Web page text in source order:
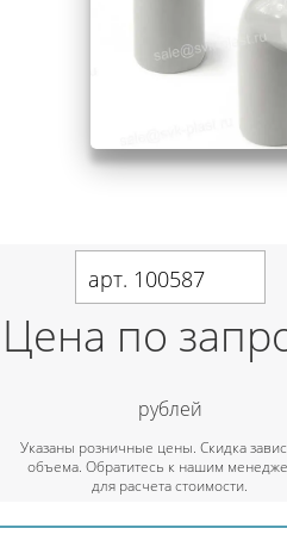
арт. 100587
Цена по
рублей
Указаны розничные цены. Скидка
объема. Обратитесь к нашим
для расчета стоимости.